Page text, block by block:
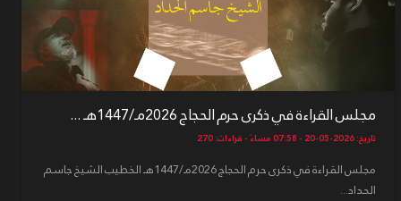
مجلس القراءة في ذكرى حرم الحجاج 2026مـ/1447هـ ...
تاريخ: 2026-05-20 - 07:58 مساءً - قراءات: 270
مجلس القراءة في ذكرى حرم الحجاج 2026مـ/1447هـ الخطيب الشيخ جاسم
الحداد...